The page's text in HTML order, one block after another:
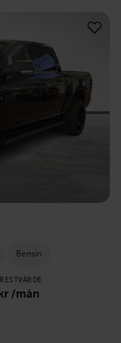
Bensin
/mån